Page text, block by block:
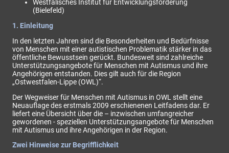
Westfälisches Institut für Entwicklungsförderung
(Bielefeld)
1. Einleitung
In den letzten Jahren sind die Besonderheiten und Bedürfnisse
von Menschen mit einer autistischen Problematik stärker in das
öffentliche Bewusstsein gerückt. Bundesweit sind zahlreiche
Unterstützungsangebote für Menschen mit Autismus und ihre
Angehörigen entstanden. Dies gilt auch für die Region
„Ostwestfalen-Lippe (OWL)“.
Der Wegweiser für Menschen mit Autismus in OWL stellt eine
Neuauflage des erstmals 2009 erschienenen Leitfadens dar. Er
liefert eine Übersicht über die – inzwischen umfangreicher
gewordenen - speziellen Unterstützungsangebote für Menschen
mit Autismus und ihre Angehörigen in der Region.
Zwei Hinweise zur Begrifflichkeit